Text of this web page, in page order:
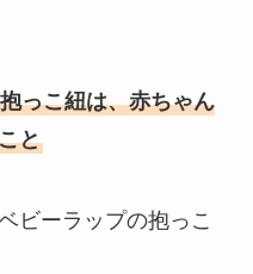
っこ紐は、赤ちゃん
と
ビーラップの抱っこ